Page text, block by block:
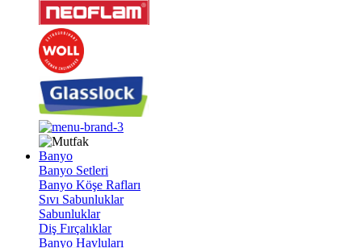
Banyo
Banyo Setleri
Banyo Köşe Rafları
Sıvı Sabunluklar
Sabunluklar
Diş Fırçalıklar
Banyo Havluları